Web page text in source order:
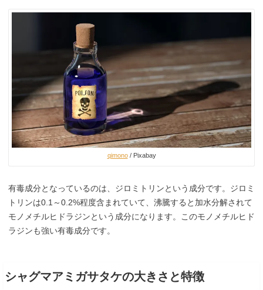
qimono/ Pixabay
有毒成分となっているのは、ジロミトリンという成分です。ジロミ
トリンは0.1～0.2%程度含まれていて、沸騰すると加水分解されて
モノメチルヒドラジンという成分になります。このモノメチルヒド
ラジンも強い有毒成分です。
シャグマアミガサタケの大きさと特徴